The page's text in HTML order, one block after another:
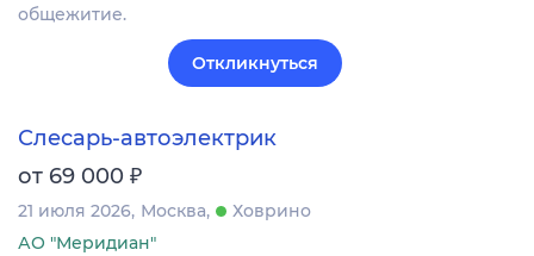
общежитие.
Откликнуться
Слесарь-автоэлектрик
от 69 000 ₽
21 июля 2026 Москва
Ховрино
АО "Меридиан"